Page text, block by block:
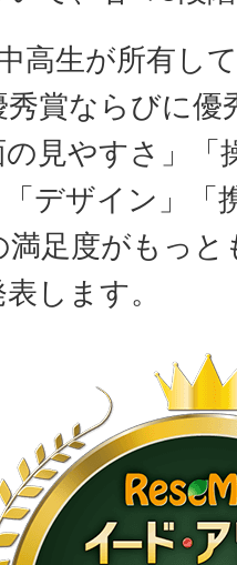
高生が所有し
賞ならびに
見やすさ」「
デザイン」「
満足度がもっ
します。